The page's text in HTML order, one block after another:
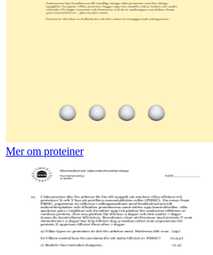
Mer om proteiner